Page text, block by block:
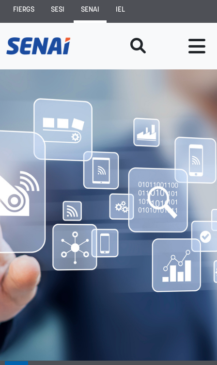
FIERGS SESI SENAI IEL